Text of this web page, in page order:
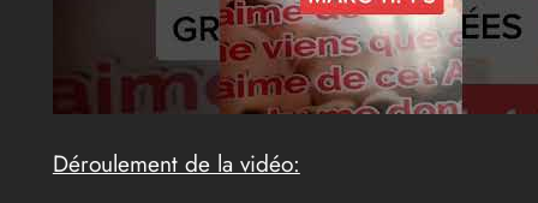
Déroulement de la vidéo: